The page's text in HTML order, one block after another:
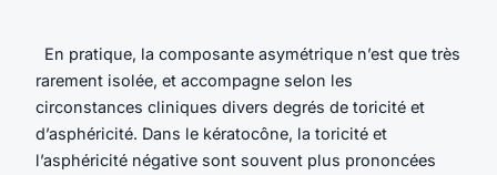
En pratique, la composante asymétrique n’est que très
rarement isolée, et accompagne selon les
circonstances cliniques divers degrés de toricité et
d’asphéricité. Dans le kératocône, la toricité et
l’asphéricité négative sont souvent plus prononcées